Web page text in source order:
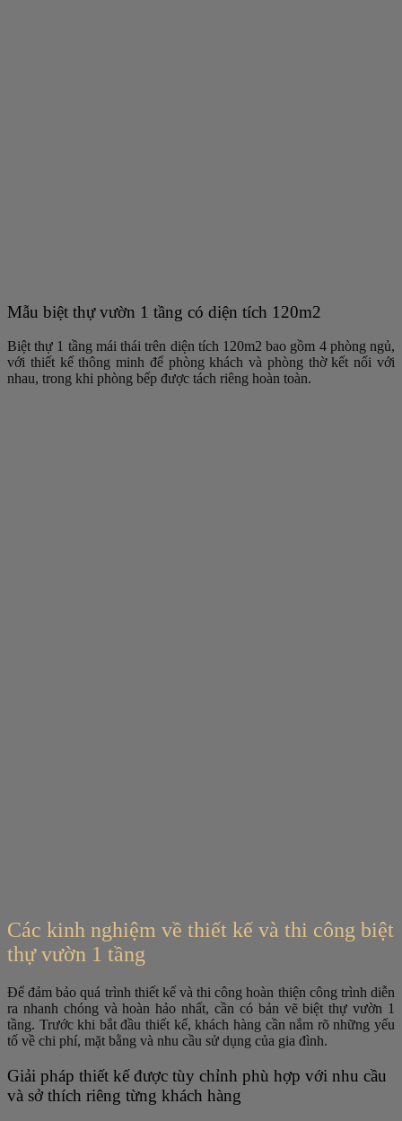
Mẫu biệt thự vườn 1 tầng có diện tích 120m2
Biệt thự 1 tầng mái thái trên diện tích 120m2 bao gồm 4 phòng ngủ,
với thiết kế thông minh để phòng khách và phòng thờ kết nối với
nhau, trong khi phòng bếp được tách riêng hoàn toàn.
Các kinh nghiệm về thiết kế và thi công biệt
thự vườn 1 tầng
Để đảm bảo quá trình thiết kế và thi công hoàn thiện công trình diễn
ra nhanh chóng và hoàn hảo nhất, cần có bản vẽ biệt thự vườn 1
tầng. Trước khi bắt đầu thiết kế, khách hàng cần nắm rõ những yếu
tố về chi phí, mặt bằng và nhu cầu sử dụng của gia đình.
Giải pháp thiết kế được tùy chỉnh phù hợp với nhu cầu
và sở thích riêng từng khách hàng